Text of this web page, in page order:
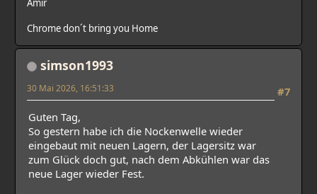
Amir
Chrome don´t bring you Home
simson1993
#7
30 Mai 2026, 16:51:33
Guten Tag,
So gestern habe ich die Nockenwelle wieder
eingebaut mit neuen Lagern, der Lagersitz war
zum Glück doch gut, nach dem Abkühlen war das
neue Lager wieder Fest.